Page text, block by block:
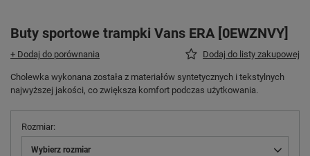
Buty sportowe trampki Vans ERA [0EWZNVY]
+ Dodaj do porównania Dodaj do listy zakupowej
Cholewka wykonana została z materiałów syntetycznych i tekstylnych
najwyższej jakości, co zwiększa komfort podczas użytkowania.
Rozmiar
Wybierz rozmiar